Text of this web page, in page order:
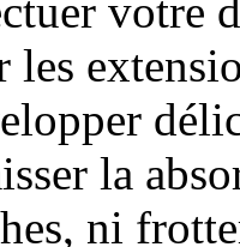
votre
les
la
ni